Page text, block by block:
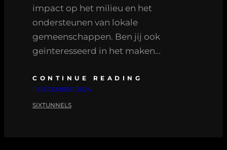
impact op het milieu en het
ondersteunen van lokale
gemeenschappen. Ben jij ook
geïnteresseerd in het maken…
CONTINUE READING
11 DECEMBER 2024
SIXTUNNELS